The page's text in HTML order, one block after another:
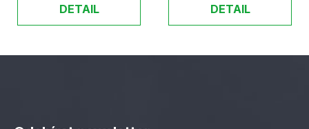
DETAIL DETAIL